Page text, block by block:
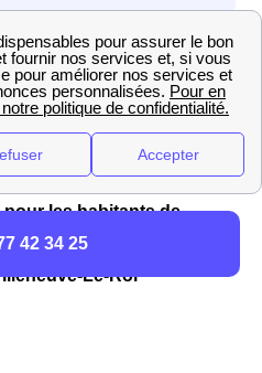
Enedis vous envoie sa
que vous pouvez
est positive, les
réseau le Villeneuvois
les habitants de
Le-Roi
42 34 25